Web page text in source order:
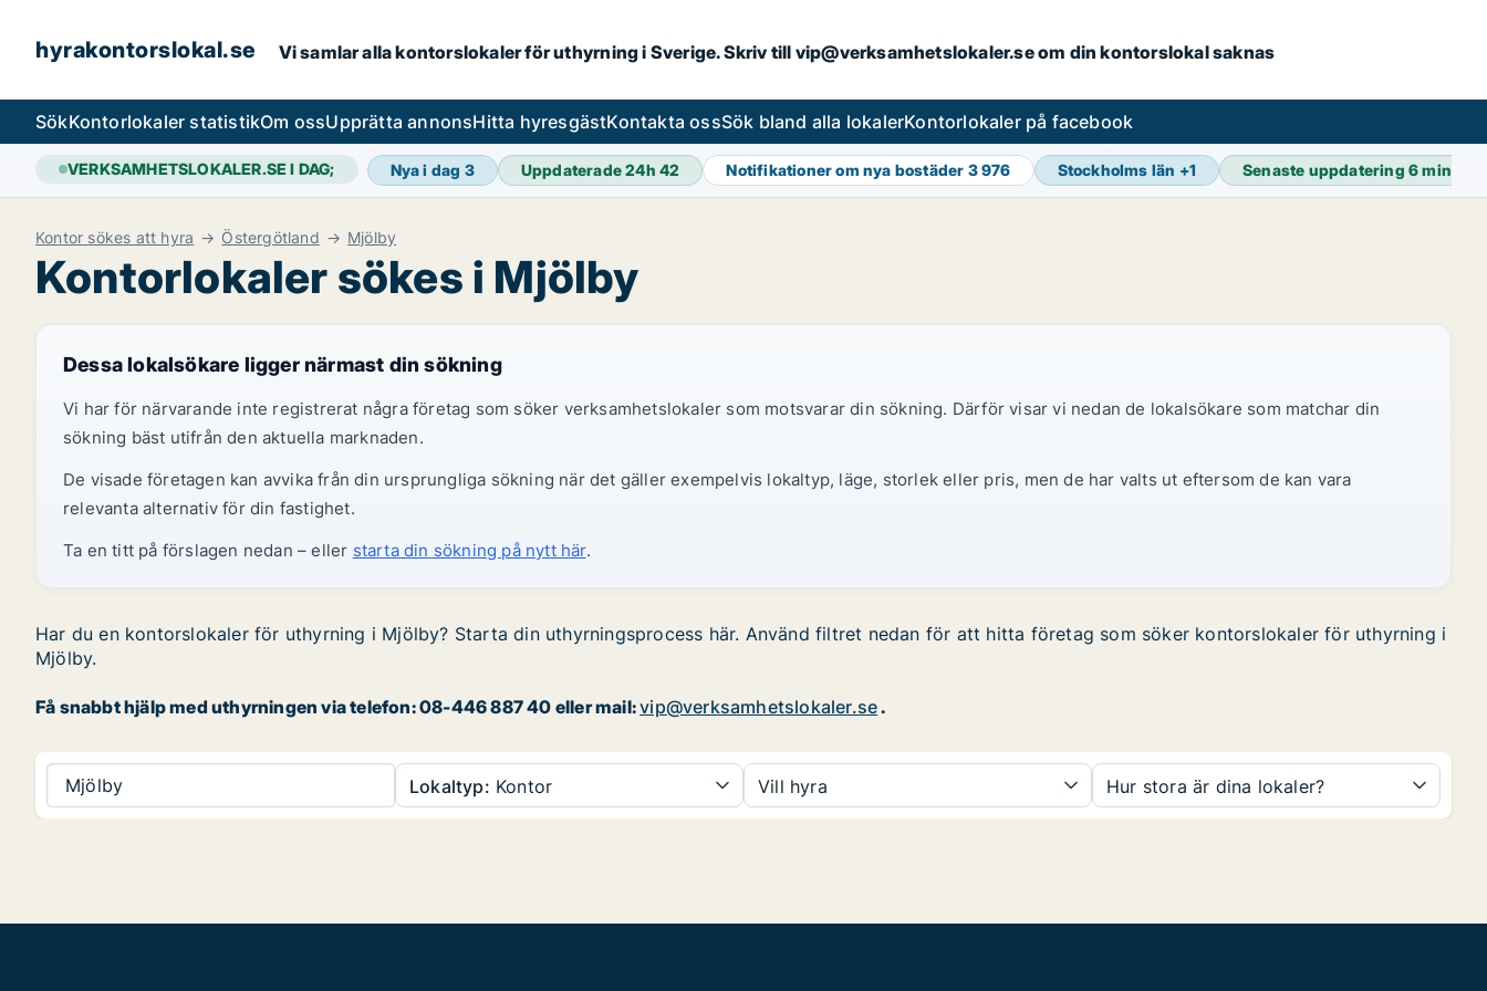
hyrakontorslokal.se Vi samlar alla kontorslokaler för uthyrning i Sverige. Skriv till vip@verksamhetslokaler.se om din kontorslokal saknas
SökKontorlokaler statistikOm ossUpprätta annonsHitta hyresgästKontakta ossSök bland alla lokalerKontorlokaler på facebook
VERKSAMHETSLOKALER.SE I DAG; Nya i dag 3 Uppdaterade 24h42 Notifikationer om nya bostäder 3 976 Stockholms län +1 Senaste uppdatering6 min
Kontor sökes att hyra Östergötland Mjölby
Kontorlokaler sökes i Mjölby
Dessa lokalsökare ligger närmast din sökning
Vi har för närvarande inte registrerat några företag som söker verksamhetslokaler som motsvarar din sökning. Därför visar vi nedan de lokalsökare som matchar din
sökning bäst utifrån den aktuella marknaden.
De visade företagen kan avvika från din ursprungliga sökning när det gäller exempelvis lokaltyp, läge, storlek eller pris, men de har valts ut eftersom de kan vara
relevanta alternativ för din fastighet.
Ta en titt på förslagen nedan – eller starta din sökning på nytt här.
Har du en kontorslokaler för uthyrning i Mjölby? Starta din uthyrningsprocess här. Använd filtret nedan för att hitta företag som söker kontorslokaler för uthyrning i
Mjölby.
Få snabbt hjälp med uthyrningen via telefon: 08-446 887 40 eller mail:vip@verksamhetslokaler.se.
Mjölby Lokaltyp: Kontor Vill hyra Hur stora är dina lokaler?